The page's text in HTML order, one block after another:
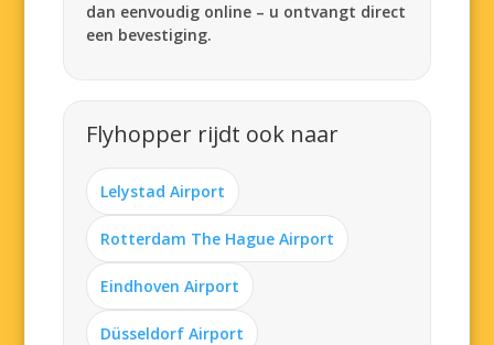
dan eenvoudig online – u ontvangt direct
een bevestiging.
Flyhopper rijdt ook naar
Lelystad Airport
Rotterdam The Hague Airport
Eindhoven Airport
Düsseldorf Airport